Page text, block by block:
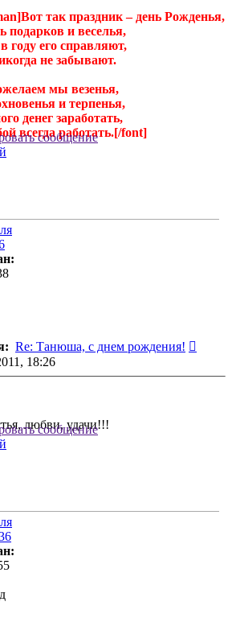
так праздник – день Рожденья,
подарков и веселья,
году его справляют,
не забывают.
мы везенья,
и терпенья,
денег заработать,
всегда работать.[/font]
Re: Танюша, с днем рождения!
18:26
любви, удачи!!!